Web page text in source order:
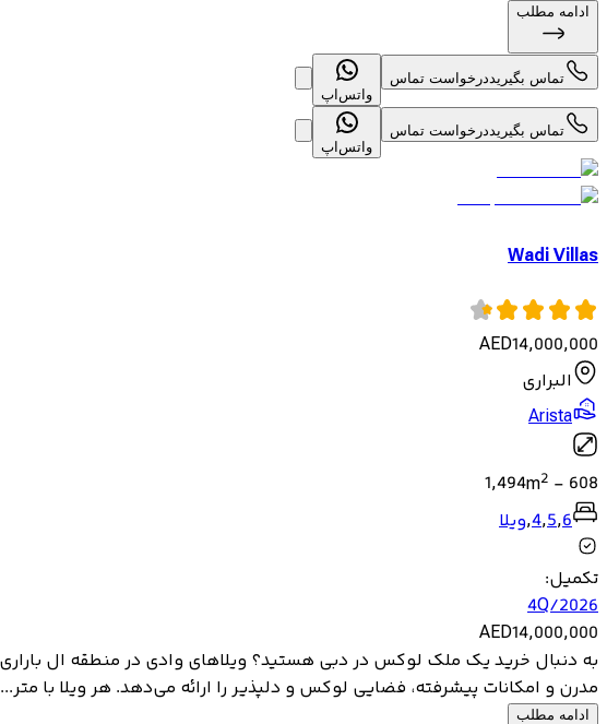
ادامه مطلب
تماس بگیرید درخواست تماس
واتس‌اپ
تماس بگیرید درخواست تماس
واتس‌اپ
Wadi Villas
AED14,000,000
البراری
Arista
608
-
1,494m2
4,5,6
,ویلا
تکمیل:
4Q/2026
AED14,000,000
مدرن و امکانات پیشرفته، فضایی لوکس و دلپذیر را ارائه می‌دهد. هر ویلا با متر...
ادامه مطلب